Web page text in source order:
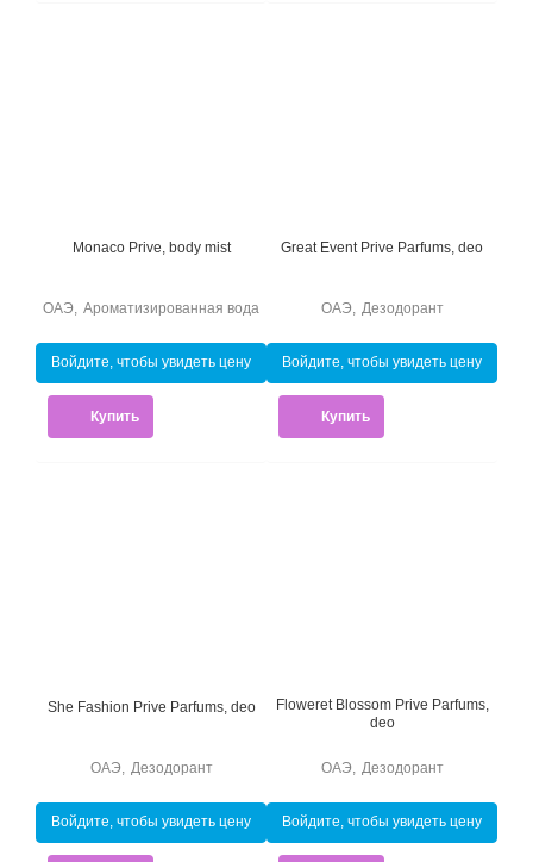
Monaco Prive, body mist
Ароматизированная вода
ОАЭ
Войдите, чтобы увидеть цену
Купить
Great Event Prive Parfums, deo
Дезодорант
ОАЭ
Войдите, чтобы увидеть цену
Купить
She Fashion Prive Parfums, deo
Дезодорант
ОАЭ
Войдите, чтобы увидеть цену
Floweret Blossom Prive Parfums,
deo
Дезодорант
ОАЭ
Войдите, чтобы увидеть цену